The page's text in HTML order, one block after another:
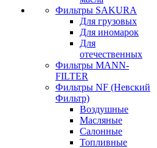
Фильтры SAKURA
Для грузовых
Для иномарок
Для
отечественных
Фильтры MANN-
FILTER
Фильтры NF (Невский
Фильтр)
Воздушные
Масляные
Салонные
Топливные